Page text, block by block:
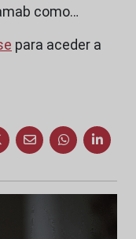
como…
para aceder a